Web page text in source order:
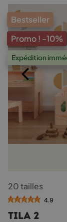
être
choisies
sur
la
page
du
produit
Bestseller
Promo ! -10%
Expédition
produit
a
variations.
20 tailles
4.9
TILA 2